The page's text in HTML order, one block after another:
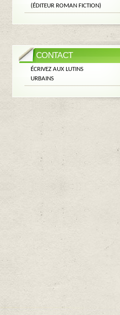
(ÉDITEUR ROMAN FICTION)
CONTACT
ÉCRIVEZ AUX LUTINS
URBAINS